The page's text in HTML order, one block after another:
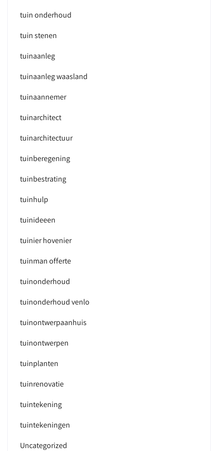
tuin onderhoud
tuin stenen
tuinaanleg
tuinaanleg waasland
tuinaannemer
tuinarchitect
tuinarchitectuur
tuinberegening
tuinbestrating
tuinhulp
tuinideeen
tuinier hovenier
tuinman offerte
tuinonderhoud
tuinonderhoud venlo
tuinontwerpaanhuis
tuinontwerpen
tuinplanten
tuinrenovatie
tuintekening
tuintekeningen
Uncategorized